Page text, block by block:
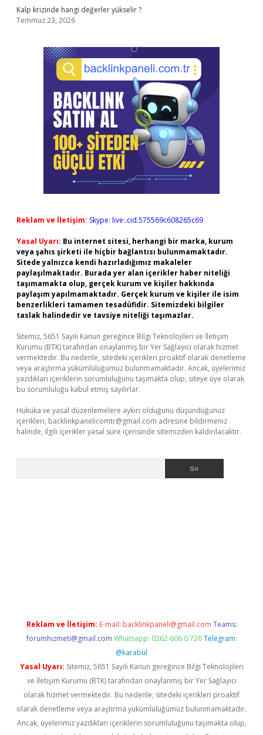
Kalp krizinde hangi değerler yükselir ?
Temmuz 23, 2026
Reklam ve İletişim: Skype: live:.cid.575569c608265c69
Yasal Uyarı: Bu internet sitesi, herhangi bir marka, kurum
veya şahıs şirketi ile hiçbir bağlantısı bulunmamaktadır.
Sitede yalnızca kendi hazırladığımız makaleler
paylaşılmaktadır. Burada yer alan içerikler haber niteliği
taşımamakta olup, gerçek kurum ve kişiler hakkında
paylaşım yapılmamaktadır. Gerçek kurum ve kişiler ile isim
benzerlikleri tamamen tesadüfidir. Sitemizdeki bilgiler
taslak halindedir ve tavsiye niteliği taşımazlar.
Sitemiz, 5651 Sayılı Kanun gereğince Bilgi Teknolojileri ve İletişim
Kurumu (BTK) tarafından onaylanmış bir Yer Sağlayıcı olarak hizmet
vermektedir. Bu nedenle, sitedeki içerikleri proaktif olarak denetleme
veya araştırma yükümlülüğümüz bulunmamaktadır. Ancak, üyelerimiz
yazdıkları içeriklerin sorumluluğunu taşımakta olup, siteye üye olarak
bu sorumluluğu kabul etmiş sayılırlar.
Hukuka ve yasal düzenlemelere aykırı olduğunu düşündüğünüz
içerikleri, backlinkpanelicomtr@gmail.com adresine bildirmeniz
halinde, ilgili içerikler yasal süre içerisinde sitemizden kaldırılacaktır.
Reklam ve İletişim: E-mail: backlinkpaneli@gmail.com Teams:
forumhizmeti@gmail.com Whatsapp: 0262 606 0 726 Telegram:
@karabul
Yasal Uyarı: Sitemiz, 5651 Sayılı Kanun gereğince Bilgi Teknolojileri
ve İletişim Kurumu (BTK) tarafından onaylanmış bir Yer Sağlayıcı
olarak hizmet vermektedir. Bu nedenle, sitedeki içerikleri proaktif
olarak denetleme veya araştırma yükümlülüğümüz bulunmamaktadır.
Ancak, üyelerimiz yazdıkları içeriklerin sorumluluğunu taşımakta olup,